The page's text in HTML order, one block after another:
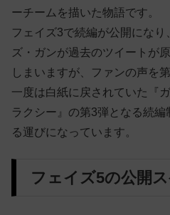
ーチームを描いた物語です。
フェイズ3で続編が公開にな
ズ・ガンが過去のツイートが
しまいますが、ファンの声を
一度は白紙に戻されていた『
ラクシー』の第3弾となる続
る運びになっています。
フェイズ5の公開